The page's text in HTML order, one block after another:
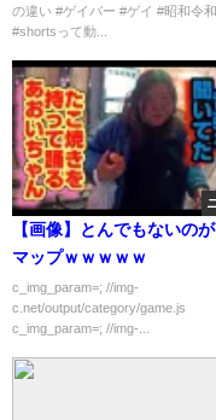
の違い #ゲイバー #ゲイ #昭和令和
#shortsって動...
【画像】とんでもないの
マップｗｗｗｗｗ
c_img_param=; //img-
c.net/output/category/game.js
c_img_param=; //img-...